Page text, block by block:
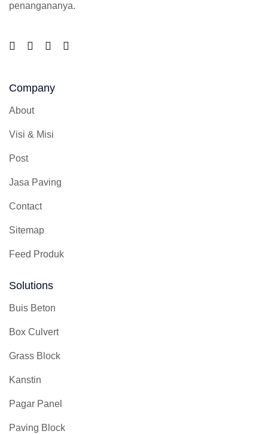
penangananya.
Company
About
Visi & Misi
Post
Jasa Paving
Contact
Sitemap
Feed Produk
Solutions
Buis Beton
Box Culvert
Grass Block
Kanstin
Pagar Panel
Paving Block